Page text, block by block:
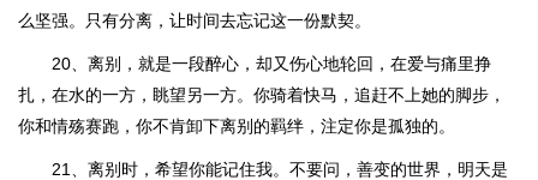
么坚强。只有分离，让时间去忘记这一份默契。
20、离别，就是一段醉心，却又伤心地轮回，在爱与痛里挣
扎，在水的一方，眺望另一方。你骑着快马，追赶不上她的脚步，
你和情殇赛跑，你不肯卸下离别的羁绊，注定你是孤独的。
21、离别时，希望你能记住我。不要问，善变的世界，明天是